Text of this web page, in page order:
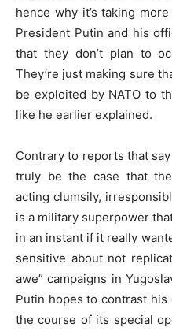
hence why it’s taking
President Putin and his
that they don’t plan to
They’re just making sure
be exploited by NATO to
like he earlier explained.
Contrary to reports that
truly be the case that
acting clumsily,
is a military superpower
in an instant if it really
sensitive about not
awe” campaigns in
Putin hopes to contrast his
the course of its special